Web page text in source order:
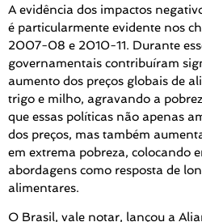
A evidência dos impactos
é particularmente evidente nos
2007-08 e 2010-11. Durante
governamentais contribuíram
aumento dos preços globais de
trigo e milho, agravando a
que essas políticas não apenas
dos preços, mas também
em extrema pobreza, colocando
abordagens como resposta de
alimentares.
O Brasil, vale notar, lançou a